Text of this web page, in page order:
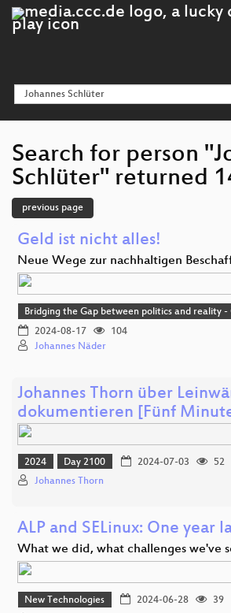
Search for person
Schlüter" returned
previous page
Geld ist nicht alles!
Neue Wege zur nachhaltigen
Bridging the Gap between politics and reality -
2024-08-17
104
Johannes Näder
Johannes Thorn über
dokumentieren [Fünf
2024 Day 2100 2024-07-03
52
Johannes Thorn
ALP and SELinux: One year
What we did, what challenges we've
New Technologies 2024-06-28
39